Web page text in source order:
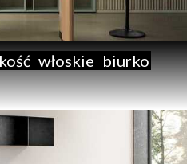
włoskie biurko